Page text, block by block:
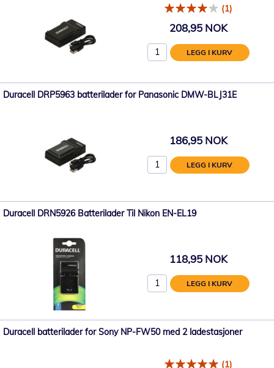
(1)
208,95 NOK
LEGG I KURV
Duracell DRP5963 batterilader for Panasonic DMW-BLJ31E
186,95 NOK
LEGG I KURV
Duracell DRN5926 Batterilader Til Nikon EN-EL19
118,95 NOK
LEGG I KURV
Duracell batterilader for Sony NP-FW50 med 2 ladestasjoner
(1)